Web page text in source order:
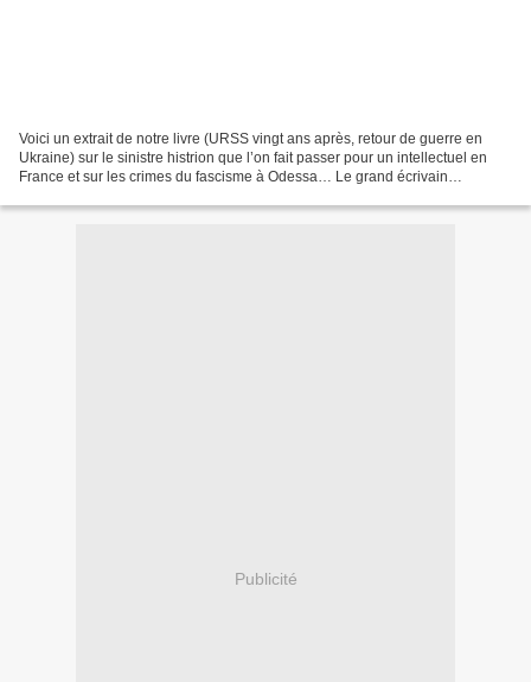
Voici un extrait de notre livre (URSS vingt ans après, retour de guerre en
Ukraine) sur le sinistre histrion que l’on fait passer pour un intellectuel en
France et sur les crimes du fascisme à Odessa… Le grand écrivain
Publicité